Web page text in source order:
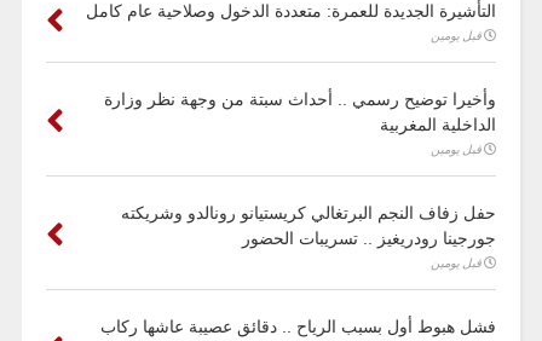
التأشيرة الجديدة للعمرة: متعددة الدخول وصلاحية عام كامل
قبل يومين
وأخيرا توضيح رسمي .. أحداث سبتة من وجهة نظر وزارة
الداخلية المغربية
قبل يومين
حفل زفاف النجم البرتغالي كريستيانو رونالدو وشريكته
جورجينا رودريغيز .. تسريبات الحضور
قبل يومين
فشل هبوط أول بسبب الرياح .. دقائق عصيبة عاشها ركاب